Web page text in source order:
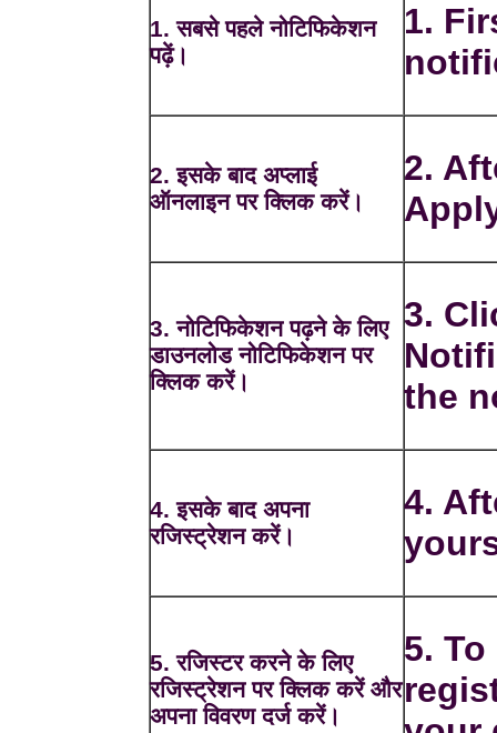
1. सबसे पहले नोटिफिकेशन
पढ़ें।
1.
2. इसके बाद अप्लाई
ऑनलाइन पर क्लिक करें।
2.
3. नोटिफिकेशन पढ़ने के लिए
डाउनलोड नोटिफिकेशन पर
क्लिक करें।
3.
the
4. इसके बाद अपना
रजिस्ट्रेशन करें।
4.
5. रजिस्टर करने के लिए
रजिस्ट्रेशन पर क्लिक करें और
अपना विवरण दर्ज करें।
5.